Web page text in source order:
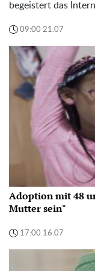
begeistert das
09:00 21.07
Adoption mit 48
Mutter sein"
17:00 16.07